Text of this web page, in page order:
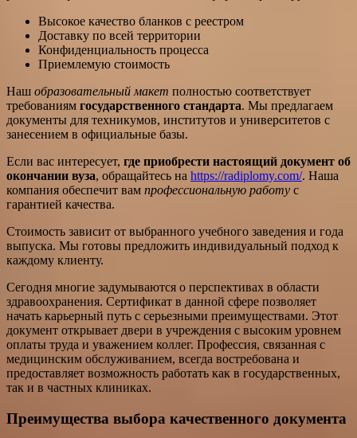
Высокое качество бланков с реестром
Доставку по всей территории
Конфиденциальность процесса
Приемлемую стоимость
Наш образовательный макет полностью соответствует
требованиям государственного стандарта. Мы предлагаем
документы для техникумов, институтов и университетов с
занесением в официальные базы.
Если вас интересует, где приобрести настоящий документ об
окончании вуза, обращайтесь на https://radiplomy.com/. Наша
компания обеспечит вам профессиональную работу с
гарантией качества.
Стоимость зависит от выбранного учебного заведения и года
выпуска. Мы готовы предложить индивидуальный подход к
каждому клиенту.
Сегодня многие задумываются о перспективах в области
здравоохранения. Сертификат в данной сфере позволяет
начать карьерный путь с серьезными преимуществами. Этот
документ открывает двери в учреждения с высоким уровнем
оплаты труда и уважением коллег. Профессия, связанная с
медицинским обслуживанием, всегда востребована и
предоставляет возможность работать как в государственных,
так и в частных клиниках.
Преимущества выбора качественного документа